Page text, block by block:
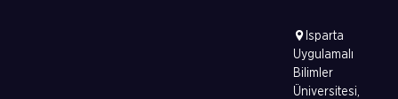
Isparta
Uygulamalı
Bilimler
Üniversitesi,